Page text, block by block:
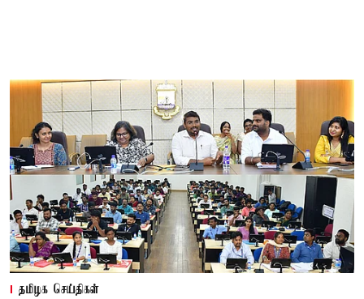
தமிழக செய்திகள்